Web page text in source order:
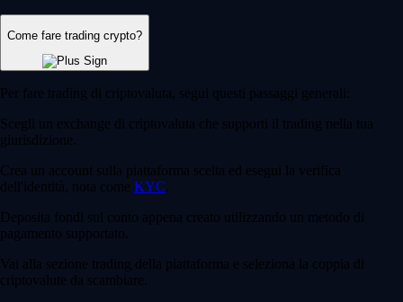
Come fare trading crypto?
Per fare trading di criptovaluta, segui questi passaggi generali:
Scegli un exchange di criptovaluta che supporti il trading nella tua
giurisdizione.
Crea un account sulla piattaforma scelta ed esegui la verifica
dell'identità, nota come KYC
Deposita fondi sul conto appena creato utilizzando un metodo di
pagamento supportato.
Vai alla sezione trading della piattaforma e seleziona la coppia di
criptovalute da scambiare.